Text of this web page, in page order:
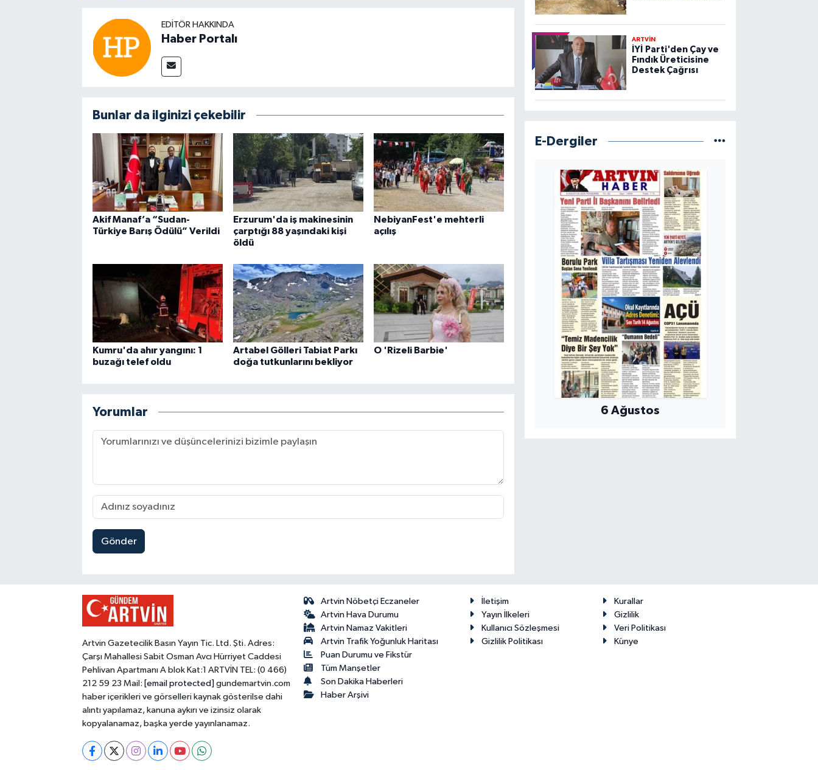
EDITÖR HAKKINDA
Haber Portalı
Bunlar da ilginizi çekebilir
Akif Manaf’a “Sudan-
Türkiye Barış Ödülü” Verildi
Erzurum'da iş makinesinin
çarptığı 88 yaşındaki kişi
öldü
NebiyanFest'e mehterli
açılış
Kumru'da ahır yangını: 1
buzağı telef oldu
Artabel Gölleri Tabiat Parkı
doğa tutkunlarını bekliyor
O 'Rizeli Barbie'
Yorumlar
Gönder
ARTVİN
İYİ Parti'den Çay ve
Fındık Üreticisine
Destek Çağrısı
E-Dergiler
6 Ağustos
Artvin Gazetecilik Basın Yayın Tic. Ltd. Şti. Adres:
Çarşı Mahallesi Sabit Osman Avcı Hürriyet Caddesi
Pehlivan Apartmanı A blok Kat:1 ARTVİN TEL: (0 466)
212 59 23 Mail: [email protected] gundemartvin.com
haber içerikleri ve görselleri kaynak gösterilse dahi
alıntı yapılamaz, kanuna aykırı ve izinsiz olarak
kopyalanamaz, başka yerde yayınlanamaz.
Artvin Nöbetçi Eczaneler
Artvin Hava Durumu
Artvin Namaz Vakitleri
Artvin Trafik Yoğunluk Haritası
Puan Durumu ve Fikstür
Tüm Manşetler
Son Dakika Haberleri
Haber Arşivi
İletişim
Kurallar
Yayın İlkeleri
Gizlilik
Kullanıcı Sözleşmesi
Veri Politikası
Gizlilik Politikası
Künye